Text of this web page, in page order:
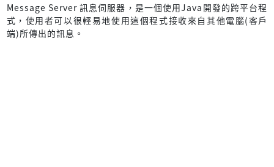
Message Server 訊息伺服器，是一個使用Java開發的跨平台程
式，使用者可以很輕易地使用這個程式接收來自其他電腦(客戶
端)所傳出的訊息。